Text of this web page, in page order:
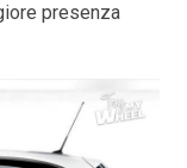
presenza